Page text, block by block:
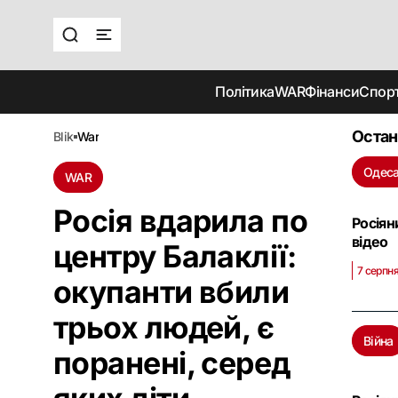
ПолітикаWARФінанси
blik war
WAR
Росія вдарила по
центру Балаклії:
окупанти вбили
трьох людей, є
поранені, серед
Одеса
відео
7
Війна